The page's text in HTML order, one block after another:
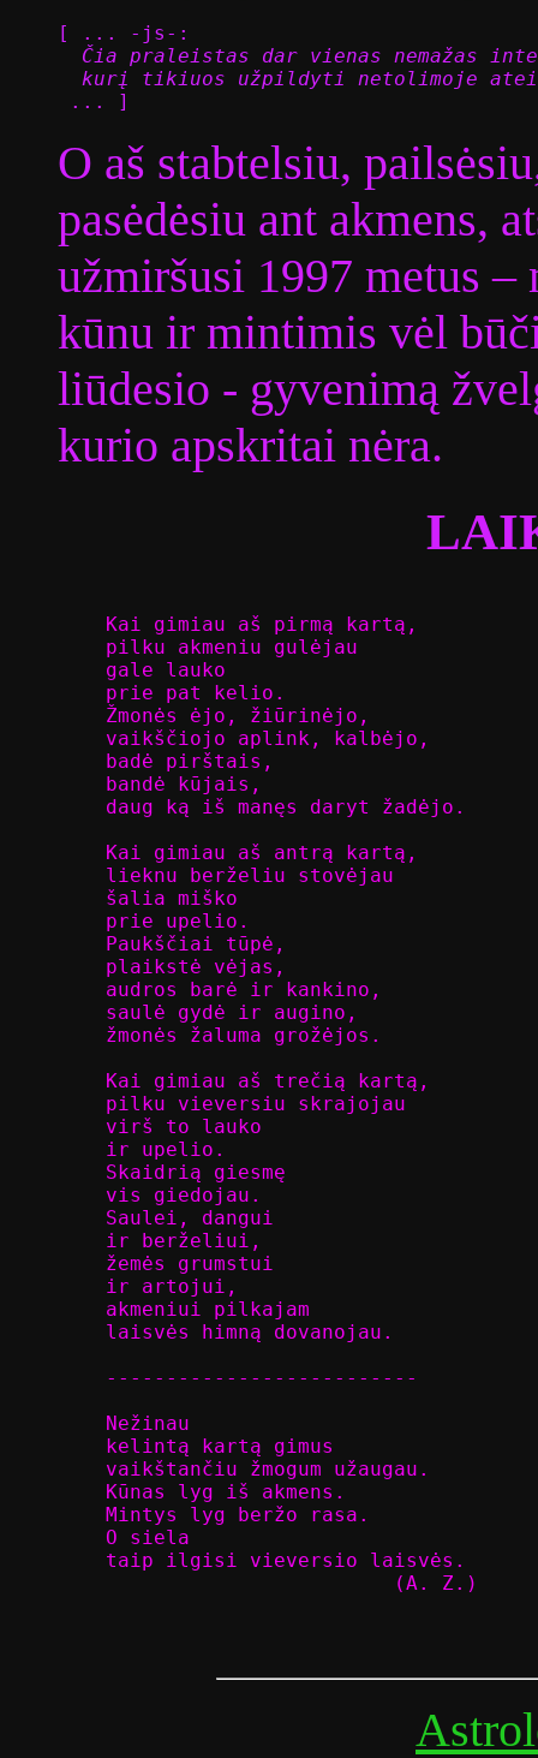
[ ... -js-:
Čia praleistas dar vienas nemažas
kurį tikiuos užpildyti netolimoje
... ]
O aš stabtelsiu,
pasėdėsiu ant akmens,
užmiršusi 1997 metus
kūnu ir mintimis vėl
liūdesio - gyvenimą
kurio apskritai nėra.
Kai gimiau aš pirmą kartą,
pilku akmeniu gulėjau
gale lauko
prie pat kelio.
Žmonės ėjo, žiūrinėjo,
vaikščiojo aplink, kalbėjo,
badė pirštais,
bandė kūjais,
daug ką iš manęs daryt žadėjo.
Kai gimiau aš antrą kartą,
lieknu berželiu stovėjau
šalia miško
prie upelio.
Paukščiai tūpė,
plaikstė vėjas,
audros barė ir kankino,
saulė gydė ir augino,
žmonės žaluma grožėjos.
Kai gimiau aš trečią kartą,
pilku vieversiu skrajojau
virš to lauko
ir upelio.
Skaidrią giesmę
vis giedojau.
Saulei, dangui
ir berželiui,
žemės grumstui
ir artojui,
akmeniui pilkajam
laisvės himną dovanojau.
--------------------------
Nežinau
kelintą kartą gimus
vaikštančiu žmogum užaugau.
Kūnas lyg iš akmens.
Mintys lyg beržo rasa.
O siela
taip ilgisi vieversio laisvės.
                        (A. Z.)